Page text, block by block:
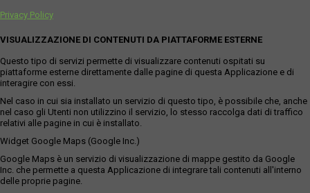
Privacy Policy
VISUALIZZAZIONE DI CONTENUTI DA PIATTAFORME ESTERNE
Questo tipo di servizi permette di visualizzare contenuti ospitati su
piattaforme esterne direttamente dalle pagine di questa Applicazione e di
interagire con essi.
Nel caso in cui sia installato un servizio di questo tipo, è possibile che, anche
nel caso gli Utenti non utilizzino il servizio, lo stesso raccolga dati di traffico
relativi alle pagine in cui è installato.
Widget Google Maps (Google Inc.)
Google Maps è un servizio di visualizzazione di mappe gestito da Google
Inc. che permette a questa Applicazione di integrare tali contenuti all'interno
delle proprie pagine.